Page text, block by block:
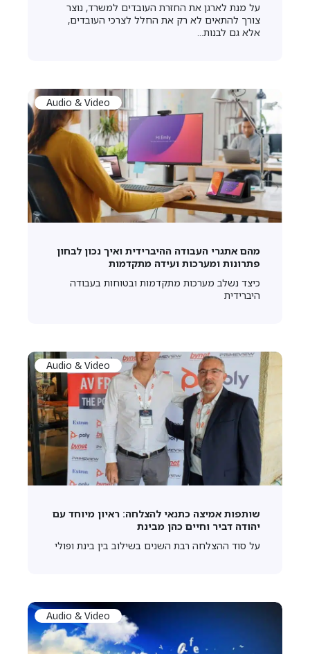
על מנת לארגן את החזרת העובדים למשרד, נוצר
צורך להתאים לא רק את החלל לצרכי העובדים,
אלא גם לבנות...
Audio & Video
מהם אתגרי העבודה ההיברידית ואיך נכון לבחון
פתרונות ומערכות ועידה מתקדמות
כיצד נשלב מערכות מתקדמות ובטוחות בעבודה
היברידית
Audio & Video
שותפות אמיצה כתנאי להצלחה: ראיון מיוחד עם
יהודה דביר וחיים כהן מבינת
על סוד ההצלחה רבת השנים בשילוב בין בינת ופולי
Audio & Video